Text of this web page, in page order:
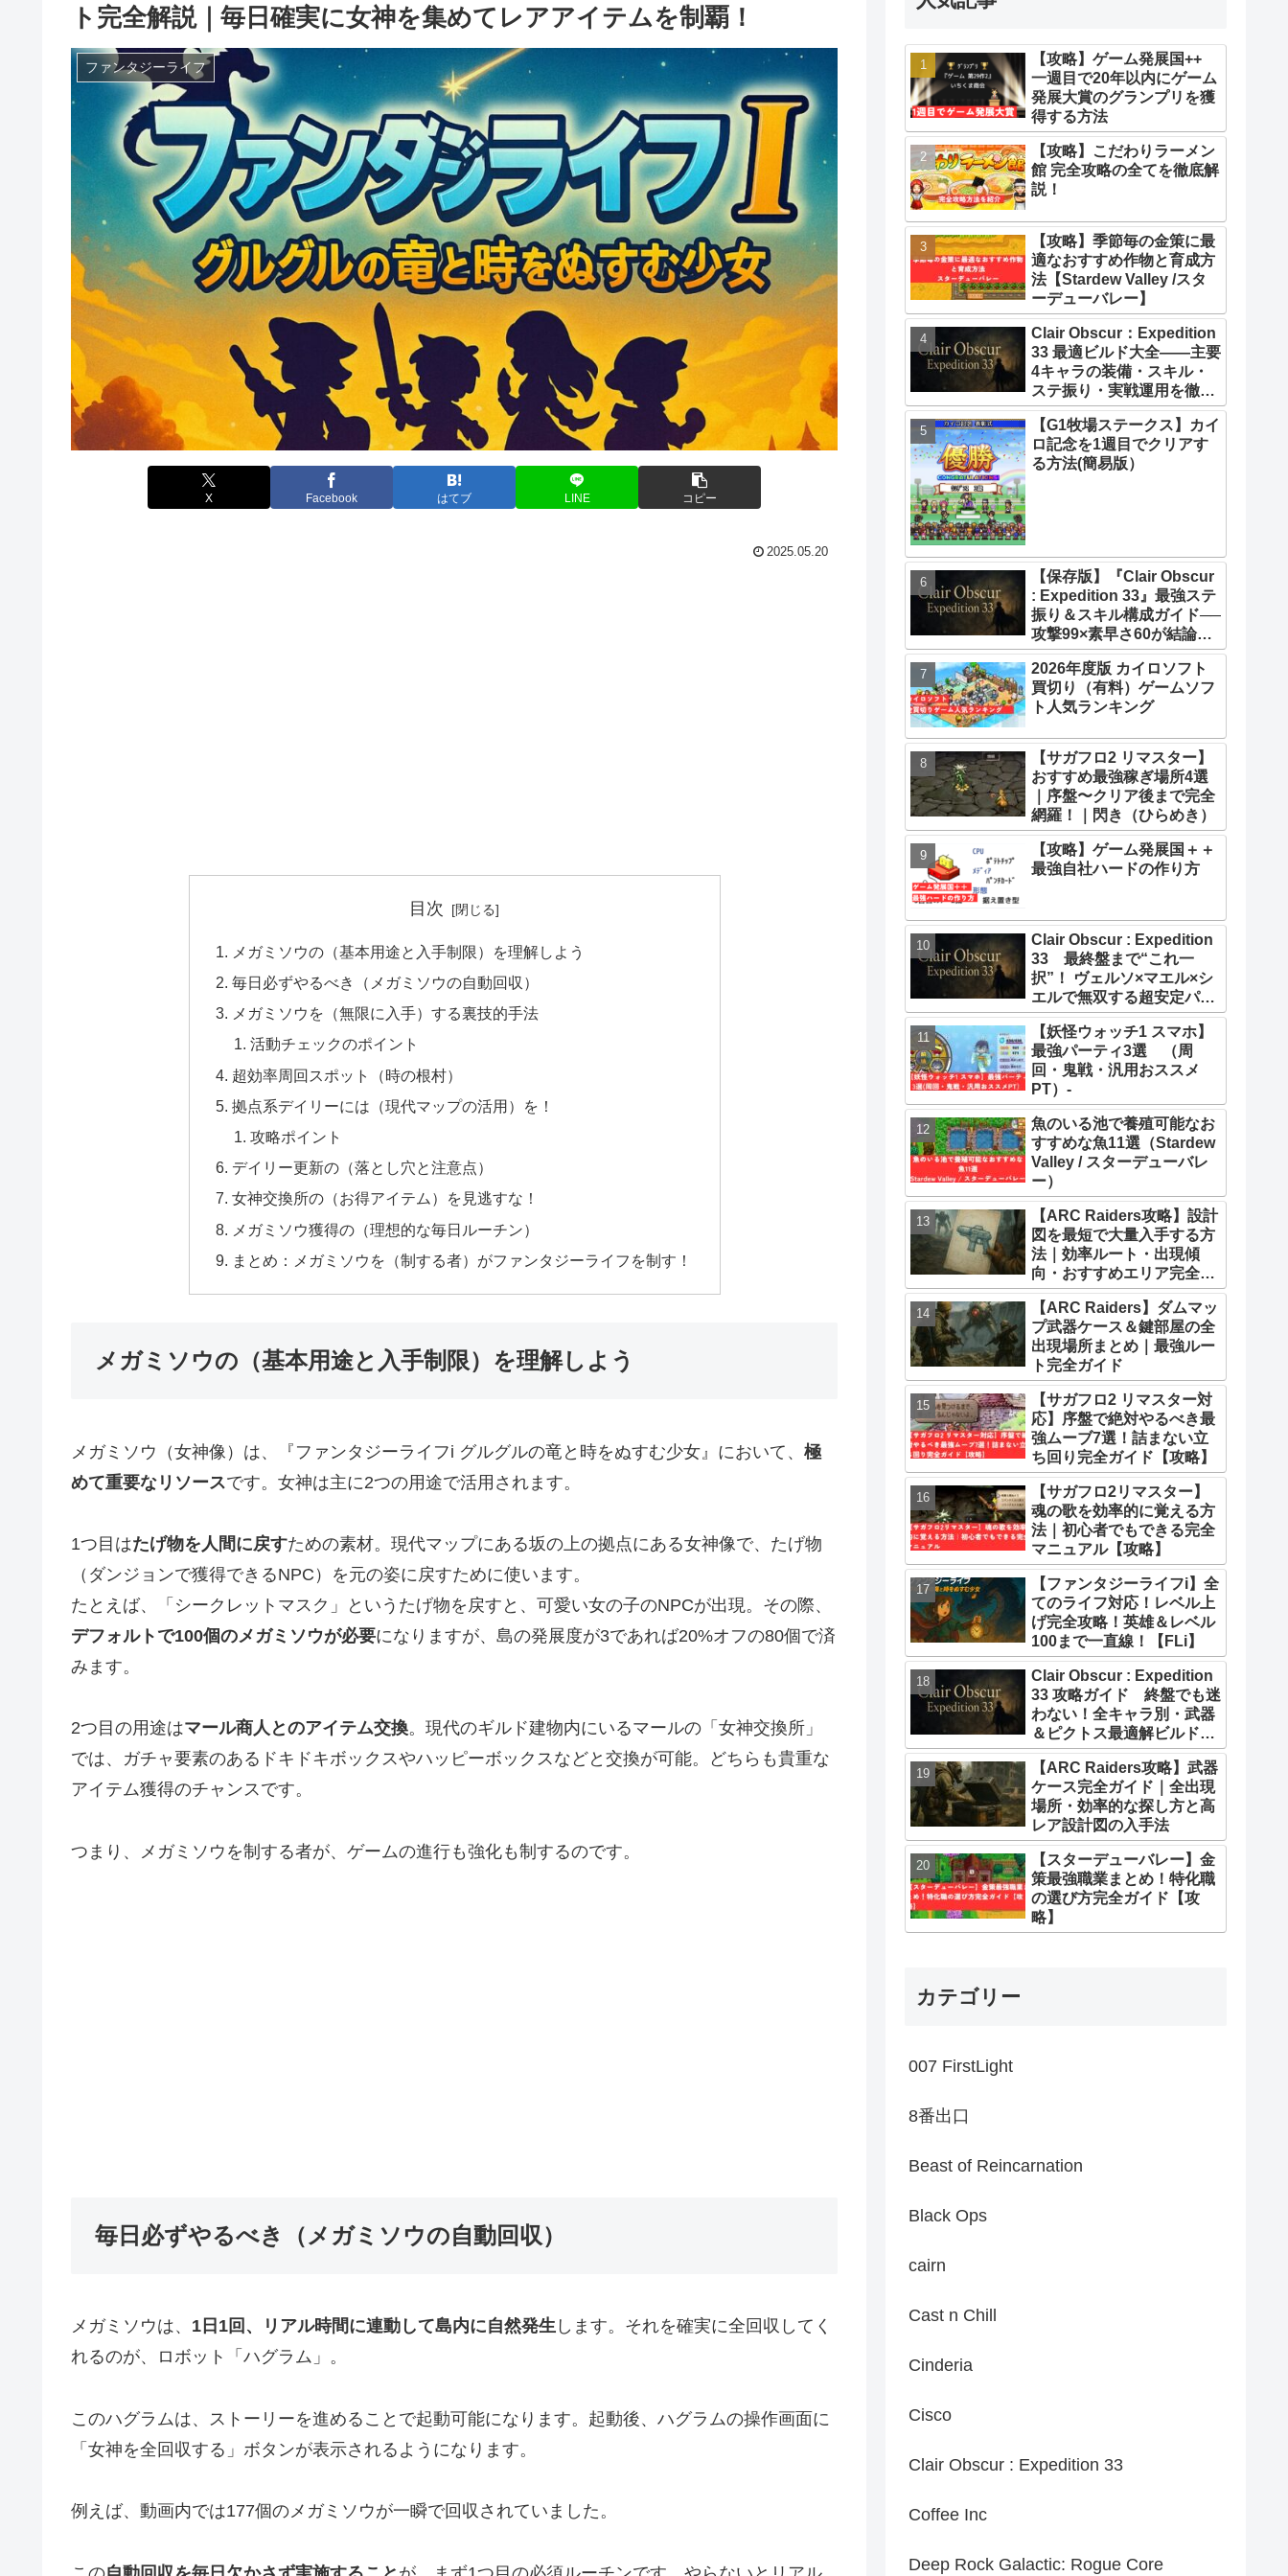
ト完全解説｜毎日確実に女神を集めてレアアイテムを制覇！
ファンタジーライフ
X Facebook はてブ LINE コピー
2025.05.20
目次
メガミソウの（基本用途と入手制限）を理解しよう
毎日必ずやるべき（メガミソウの自動回収）
メガミソウを（無限に入手）する裏技的手法
活動チェックのポイント
超効率周回スポット（時の根村）
拠点系デイリーには（現代マップの活用）を！
攻略ポイント
デイリー更新の（落とし穴と注意点）
女神交換所の（お得アイテム）を見逃すな！
メガミソウ獲得の（理想的な毎日ルーチン）
まとめ：メガミソウを（制する者）がファンタジーライフを制す！
メガミソウの（基本用途と入手制限）を理解しよう
メガミソウ（女神像）は、『ファンタジーライフi グルグルの竜と時をぬすむ少女』において、 極
めて重要なリソースです。女神は主に2つの用途で活用されます。
1つ目はたげ物を人間に戻すための素材。現代マップにある坂の上の拠点にある女神像で、たげ物
（ダンジョンで獲得できるNPC）を元の姿に戻すために使います。
たとえば、「シークレットマスク」というたげ物を戻すと、可愛い女の子のNPCが出現。その際、
デフォルトで100個のメガミソウが必要になりますが、島の発展度が3であれば20%オフの80個で済
みます。
2つ目の用途はマール商人とのアイテム交換。現代のギルド建物内にいるマールの「女神交換所」
では、ガチャ要素のあるドキドキボックスやハッピーボックスなどと交換が可能。どちらも貴重な
アイテム獲得のチャンスです。
つまり、メガミソウを制する者が、ゲームの進行も強化も制するのです。
毎日必ずやるべき（メガミソウの自動回収）
メガミソウは、 1日1回、リアル時間に連動して島内に自然発生 します。それを確実に全回収してく
れるのが、ロボット「ハグラム」。
このハグラムは、ストーリーを進めることで起動可能になります。起動後、ハグラムの操作画面に
「女神を全回収する」ボタンが表示されるようになります。
例えば、動画内では177個のメガミソウが一瞬で回収されていました。
【攻略】ゲーム発展国++
一週目で20年以内にゲーム
発展大賞のグランプリを獲
得する方法
【攻略】こだわりラーメン
館 完全攻略の全てを徹底解
説！
【攻略】季節毎の金策に最
適なおすすめ作物と育成方
法【Stardew Valley /スタ
ーデューバレー】
Clair Obscur：Expedition
33 最適ビルド大全――主要
4キャラの装備・スキル・
ステ振り・実戦運用を徹底
解説【クレールオブスキュ
ール エクスペディション
33】【攻略】
【G1牧場ステークス】カイ
ロ記念を1週目でクリアす
る方法(簡易版）
【保存版】『Clair Obscur
: Expedition 33』最強ステ
振り＆スキル構成ガイド──
攻撃99×素早さ60が結論！
全キャラ万能ビルド徹底解
説
2026年度版 カイロソフト
買切り（有料）ゲームソフ
ト人気ランキング
【サガフロ2 リマスター】
おすすめ最強稼ぎ場所4選
｜序盤〜クリア後まで完全
網羅！｜閃き（ひらめき）
【攻略】ゲーム発展国＋＋
最強自社ハードの作り方
Clair Obscur : Expedition
33 最終盤まで“これ一
択”！ ヴェルソ×マエル×シ
エルで無双する超安定パー
ティー構築ガイド
【妖怪ウォッチ1 スマホ】
最強パーティ3選 （周
回・鬼戦・汎用おススメ
PT）-
魚のいる池で養殖可能なお
すすめな魚11選（Stardew
Valley / スターデューバレ
ー）
【ARC Raiders攻略】設計
図を最短で大量入手する方
法｜効率ルート・出現傾
向・おすすめエリア完全ま
とめ
【ARC Raiders】ダムマッ
プ武器ケース＆鍵部屋の全
出現場所まとめ｜最強ルー
ト完全ガイド
【サガフロ2 リマスター対
応】序盤で絶対やるべき最
強ムーブ7選！詰まない立
ち回り完全ガイド【攻略】
【サガフロ2リマスター】
魂の歌を効率的に覚える方
法｜初心者でもできる完全
マニュアル【攻略】
【ファンタジーライフi】全
てのライフ対応！レベル上
げ完全攻略！英雄＆レベル
100まで一直線！【FLi】
Clair Obscur : Expedition
33 攻略ガイド 終盤でも迷
わない！全キャラ別・武器
＆ピクトス最適解ビルドま
とめ
【ARC Raiders攻略】武器
ケース完全ガイド｜全出現
場所・効率的な探し方と高
レア設計図の入手法
【スターデューバレー】金
策最強職業まとめ！特化職
の選び方完全ガイド【攻
略】
カテゴリー
007 FirstLight
8番出口
Beast of Reincarnation
Black Ops
cairn
Cast n Chill
Cinderia
Cisco
Clair Obscur : Expedition 33
Coffee Inc
Deep Rock Galactic: Rogue Core